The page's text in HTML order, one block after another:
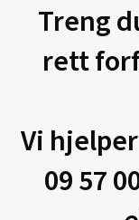
Treng
rett
Vi
09 57